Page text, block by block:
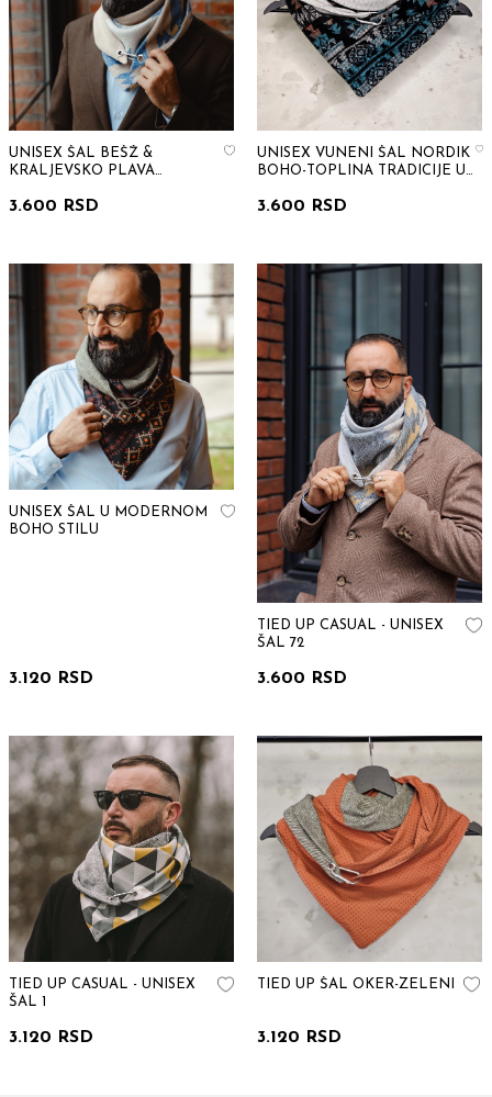
UNISEX ŠAL BEŠŽ &
KRALJEVSKO PLAVA
3.600 RSD
UNISEX VUNENI ŠAL NORDIK
BOHO-TOPLINA TRADICIJE U
3.600 RSD
UNISEX ŠAL U MODERNOM
BOHO STILU
3.120 RSD
TIED UP CASUAL - UNISEX
ŠAL 72
3.600 RSD
TIED UP CASUAL - UNISEX
ŠAL 1
3.120 RSD
TIED UP ŠAL OKER-ZELENI
3.120 RSD